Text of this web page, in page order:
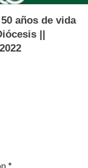
años de vida
||
*